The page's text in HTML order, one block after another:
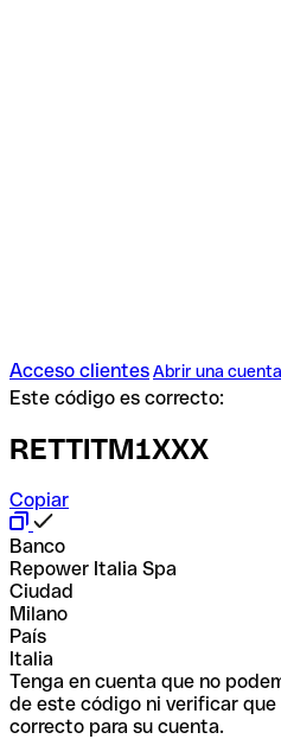
Acceso clientesAbrir una cuenta
Este código es correcto:
RETTITM1XXX
Copiar
Banco
Repower Italia Spa
Ciudad
Milano
País
Italia
Tenga en cuenta que no
de este código ni verificar que
correcto para su cuenta.